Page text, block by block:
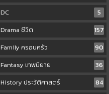
DC
5
Drama ชีวิต
157
Family ครอบครัว
90
Fantasy เทพนิยาย
36
History ประวัติศาสตร์
84